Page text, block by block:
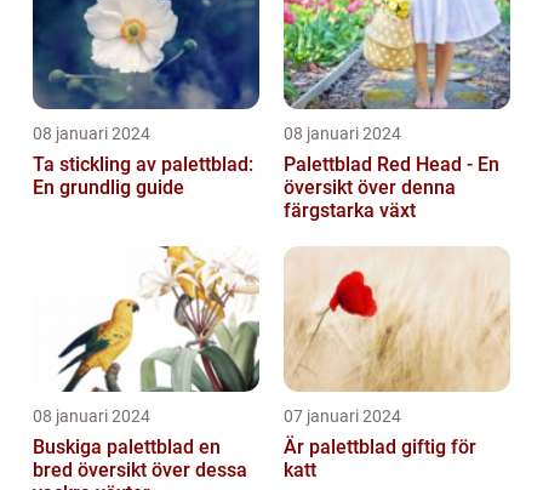
08 januari 2024
Ta stickling av palettblad:
En grundlig guide
08 januari 2024
Palettblad Red Head - En
översikt över denna
färgstarka växt
08 januari 2024
Buskiga palettblad en
bred översikt över dessa
07 januari 2024
Är palettblad giftig för
katt